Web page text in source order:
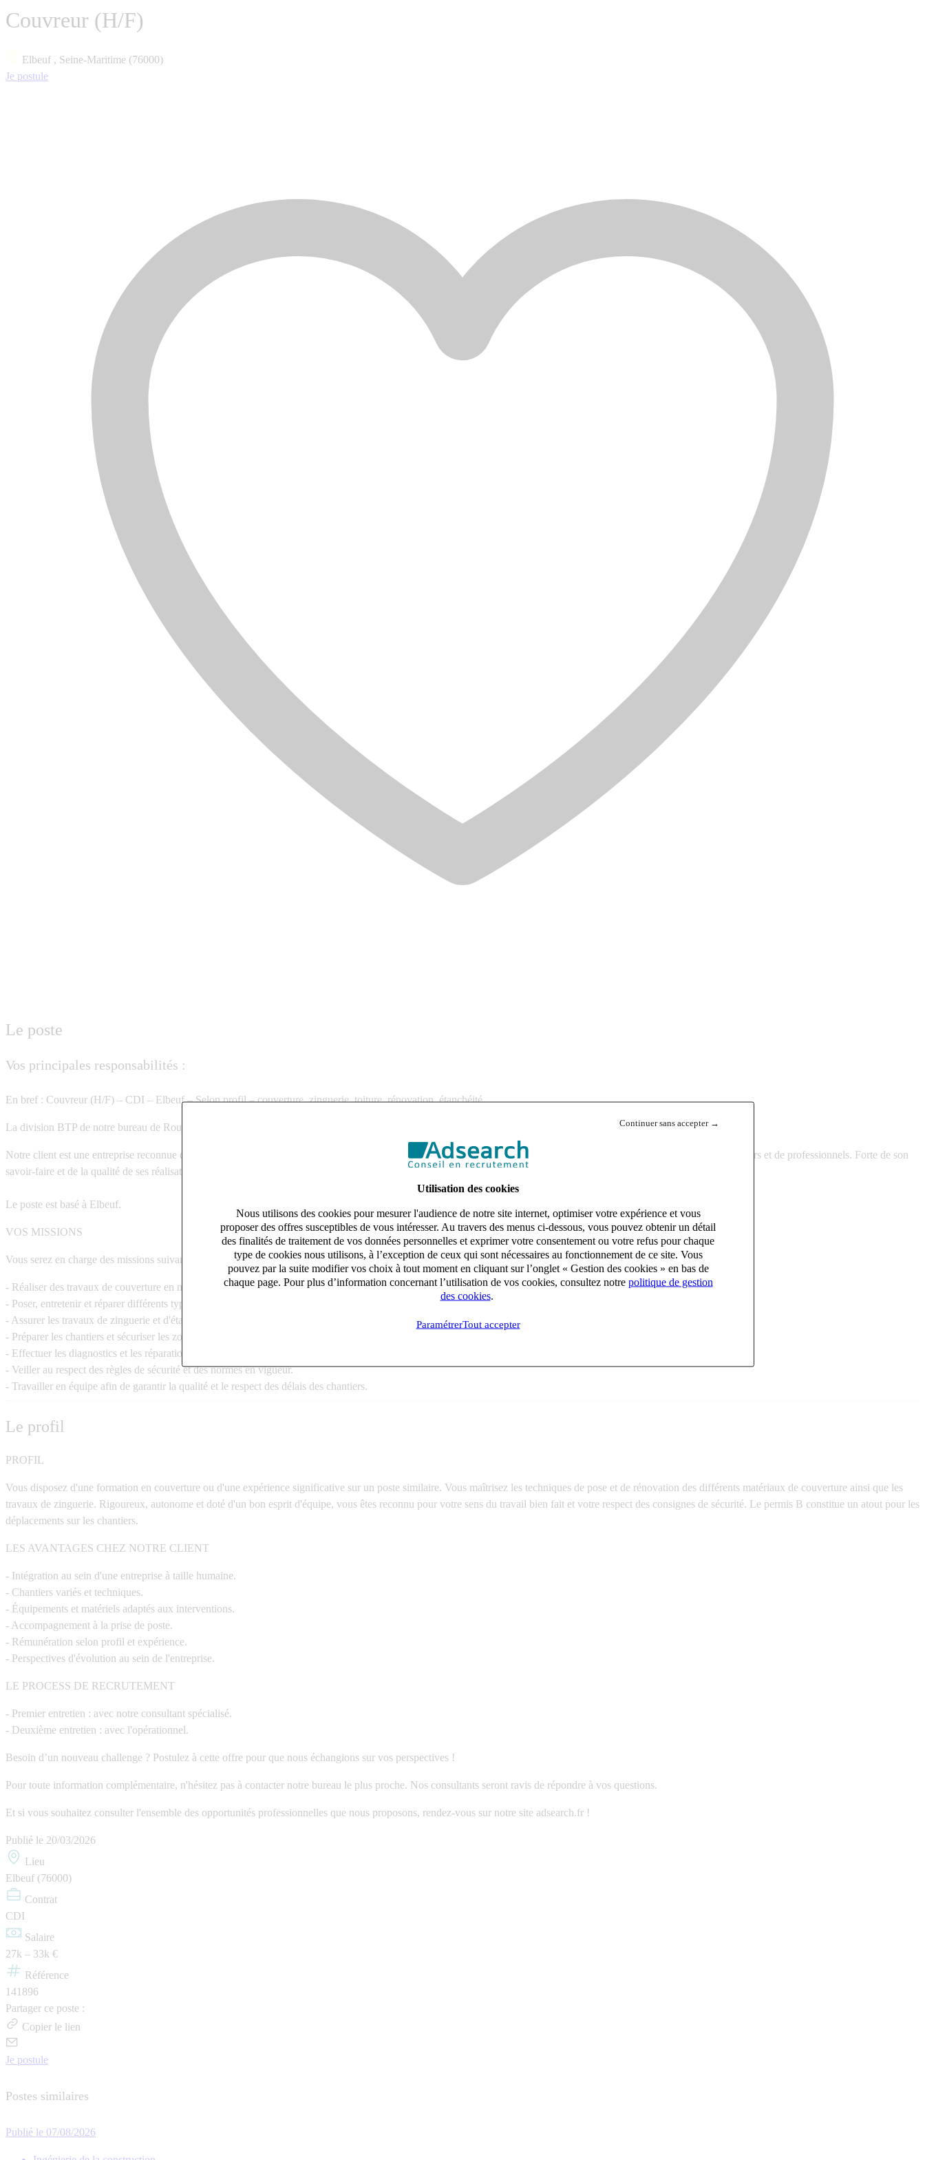
Continuer sans accepter →
Utilisation des cookies
Nous utilisons des cookies pour mesurer l'audience de notre site internet, optimiser votre expérience et vous
proposer des offres susceptibles de vous intéresser. Au travers des menus ci-dessous, vous pouvez obtenir un détail
des finalités de traitement de vos données personnelles et exprimer votre consentement ou votre refus pour chaque
type de cookies nous utilisons, à l’exception de ceux qui sont nécessaires au fonctionnement de ce site. Vous
pouvez par la suite modifier vos choix à tout moment en cliquant sur l’onglet « Gestion des cookies » en bas de
chaque page. Pour plus d’information concernant l’utilisation de vos cookies, consultez notre politique de gestion
des cookies.
ParamétrerTout accepter
Couvreur (H/F)
Elbeuf , Seine-Maritime (76000)
Je postule
Le poste
Vos principales responsabilités :
En bref : Couvreur (H/F) – CDI – Elbeuf – Selon profil – couverture, zinguerie, toiture, rénovation, étanchéité.
La division BTP de notre bureau de Rouen recherche pour son client un Couvreur (H/F).
Notre client est une entreprise reconnue dans le secteur du bâtiment, spécialisée dans les travaux de couverture et de rénovation de toitures auprès d'une clientèle de particuliers et de professionnels. Forte de son
savoir-faire et de la qualité de ses réalisations, elle s'appuie sur des équipes expérimentées et investies afin de garantir des prestations durables et de qualité.
Le poste est basé à Elbeuf.
VOS MISSIONS
Vous serez en charge des missions suivantes :
- Réaliser des travaux de couverture en neuf et en rénovation.
- Poser, entretenir et réparer différents types de toitures (tuiles, ardoises, zinc, bac acier…).
- Assurer les travaux de zinguerie et d'étanchéité.
- Préparer les chantiers et sécuriser les zones d'intervention.
- Effectuer les diagnostics et les réparations nécessaires sur les ouvrages existants.
- Veiller au respect des règles de sécurité et des normes en vigueur.
- Travailler en équipe afin de garantir la qualité et le respect des délais des chantiers.
Le profil
PROFIL
Vous disposez d'une formation en couverture ou d'une expérience significative sur un poste similaire. Vous maîtrisez les techniques de pose et de rénovation des différents matériaux de couverture ainsi que les
travaux de zinguerie. Rigoureux, autonome et doté d'un bon esprit d'équipe, vous êtes reconnu pour votre sens du travail bien fait et votre respect des consignes de sécurité. Le permis B constitue un atout pour les
déplacements sur les chantiers.
LES AVANTAGES CHEZ NOTRE CLIENT
- Intégration au sein d'une entreprise à taille humaine.
- Chantiers variés et techniques.
- Équipements et matériels adaptés aux interventions.
- Accompagnement à la prise de poste.
- Rémunération selon profil et expérience.
- Perspectives d'évolution au sein de l'entreprise.
LE PROCESS DE RECRUTEMENT
- Premier entretien : avec notre consultant spécialisé.
- Deuxième entretien : avec l'opérationnel.
Besoin d’un nouveau challenge ? Postulez à cette offre pour que nous échangions sur vos perspectives !
Pour toute information complémentaire, n'hésitez pas à contacter notre bureau le plus proche. Nos consultants seront ravis de répondre à vos questions.
Et si vous souhaitez consulter l'ensemble des opportunités professionnelles que nous proposons, rendez-vous sur notre site adsearch.fr !
Publié le 20/03/2026
Lieu
Elbeuf (76000)
Contrat
CDI
Salaire
27k – 33k €
Référence
141896
Partager ce poste :
Copier le lien
Je postule
Postes similaires
Publié le 07/08/2026